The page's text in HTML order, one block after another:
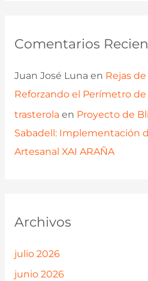
Comentarios
Juan José Luna en Rejas
Reforzando el Perímetro
trasterola en Proyecto de
Sabadell: Implementación
Artesanal XAI ARAÑA
Archivos
julio 2026
junio 2026